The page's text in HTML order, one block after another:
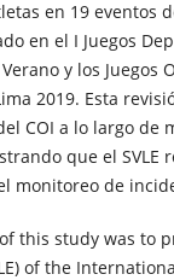
en 19 eventos
en el I Juegos
y los Juegos
2019. Esta
COI a lo largo de
que el SVLE
monitoreo de
this study was to
of the